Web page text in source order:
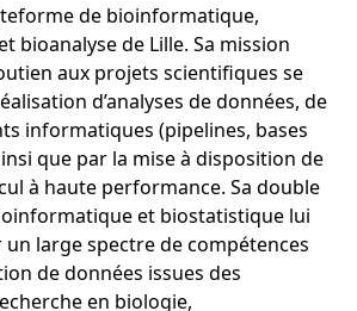
de bioinformatique,
bioanalyse de Lille. Sa mission
aux projets scientifiques se
d’analyses de données, de
informatiques (pipelines, bases
que par la mise à disposition de
à haute performance. Sa double
et biostatistique lui
large spectre de compétences
de données issues des
en biologie,